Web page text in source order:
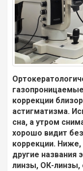
коррекции
астигматизма.
сна, а утром
хорошо видит
коррекции. Ниже,
другие названия
линзы, ОК-линзы,